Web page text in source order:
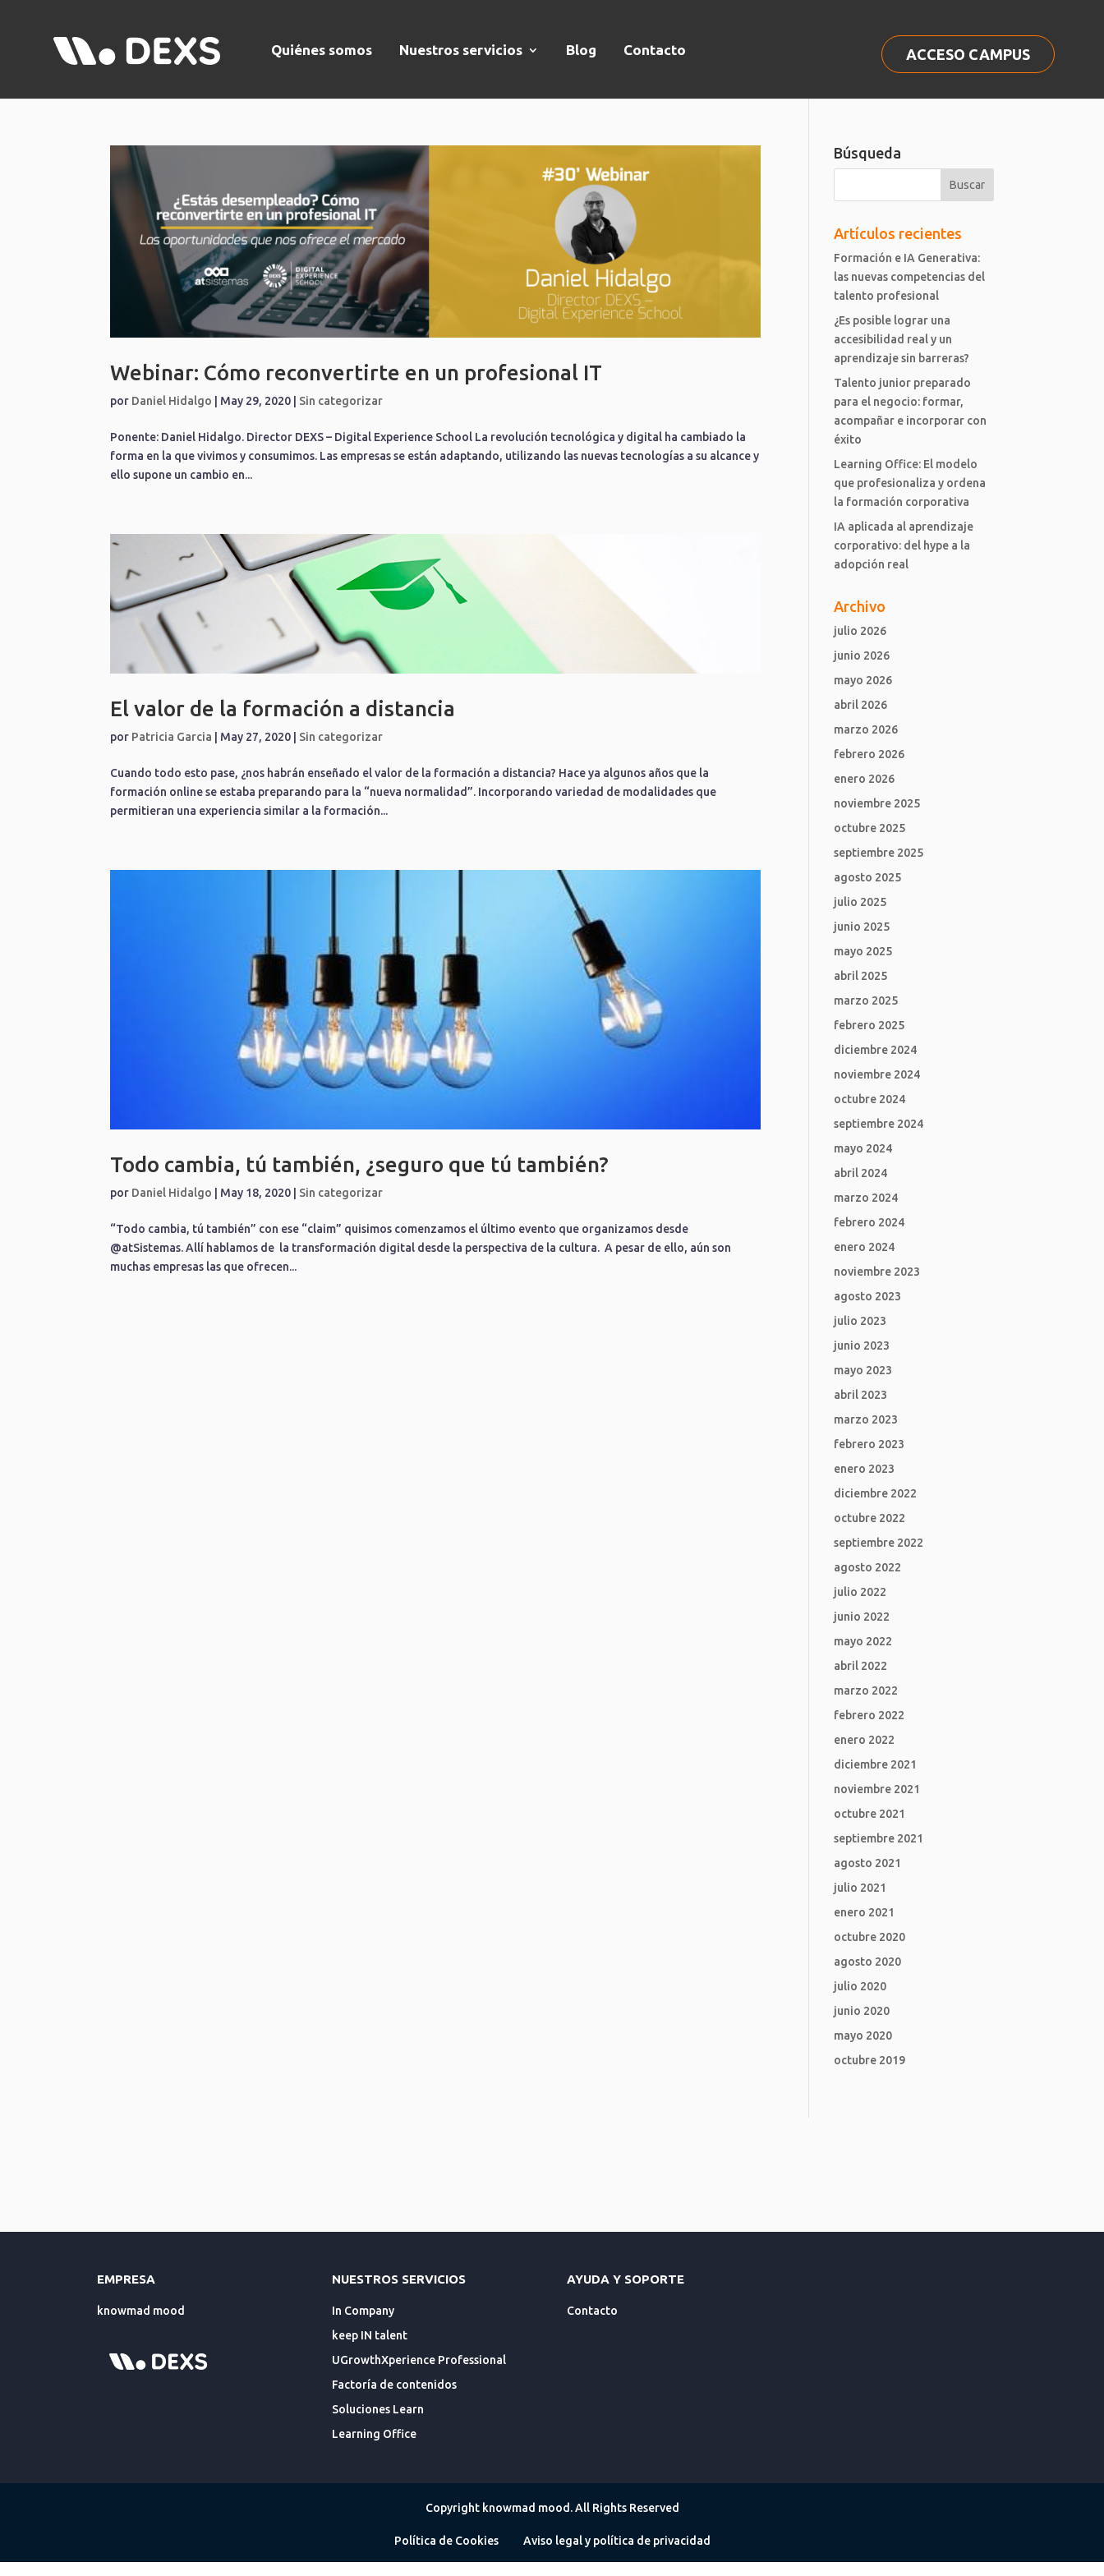
Quiénes somos Nuestros servicios Blog Contacto ACCESO CAMPUS
Webinar: Cómo reconvertirte en un profesional IT
por Daniel Hidalgo May 29, 2020 Sin categorizar
Ponente: Daniel Hidalgo. Director DEXS – Digital Experience School La revolución tecnológica y digital ha cambiado la
forma en la que vivimos y consumimos. Las empresas se están adaptando, utilizando las nuevas tecnologías a su alcance y
ello supone un cambio en...
El valor de la formación a distancia
por Patricia Garcia | May 27, 2020 | Sin categorizar
Cuando todo esto pase, ¿nos habrán enseñado el valor de la formación a distancia? Hace ya algunos años que la
formación online se estaba preparando para la “nueva normalidad”. Incorporando variedad de modalidades que
permitieran una experiencia similar a la formación...
Todo cambia, tú también, ¿seguro que tú también?
por Daniel Hidalgo May 18, 2020 Sin categorizar
“Todo cambia, tú también” con ese “claim” quisimos comenzamos el último evento que organizamos desde
@atSistemas. Allí hablamos de la transformación digital desde la perspectiva de la cultura. A pesar de ello, aún son
muchas empresas las que ofrecen...
Búsqueda
Artículos recientes
Formación e IA Generativa:
las nuevas competencias del
talento profesional
¿Es posible lograr una
accesibilidad real y un
aprendizaje sin barreras?
Talento junior preparado
para el negocio: formar,
acompañar e incorporar con
éxito
Learning Office: El modelo
que profesionaliza y ordena
la formación corporativa
IA aplicada al aprendizaje
corporativo: del hype a la
adopción real
Archivo
julio 2026
junio 2026
mayo 2026
abril 2026
marzo 2026
febrero 2026
enero 2026
noviembre 2025
octubre 2025
septiembre 2025
agosto 2025
julio 2025
junio 2025
mayo 2025
abril 2025
marzo 2025
febrero 2025
diciembre 2024
noviembre 2024
octubre 2024
septiembre 2024
mayo 2024
abril 2024
marzo 2024
febrero 2024
enero 2024
noviembre 2023
agosto 2023
julio 2023
junio 2023
mayo 2023
abril 2023
marzo 2023
febrero 2023
enero 2023
diciembre 2022
octubre 2022
septiembre 2022
agosto 2022
julio 2022
junio 2022
mayo 2022
abril 2022
marzo 2022
febrero 2022
enero 2022
diciembre 2021
noviembre 2021
octubre 2021
septiembre 2021
agosto 2021
julio 2021
enero 2021
octubre 2020
agosto 2020
julio 2020
junio 2020
mayo 2020
octubre 2019
EMPRESA
knowmad mood
NUESTROS SERVICIOS
In Company
keep IN talent
UGrowthXperience Professional
Factoría de contenidos
Soluciones Learn
Learning Office
AYUDA Y SOPORTE
Contacto
Copyright knowmad mood. All Rights Reserved
Política de Cookies Aviso legal y política de privacidad